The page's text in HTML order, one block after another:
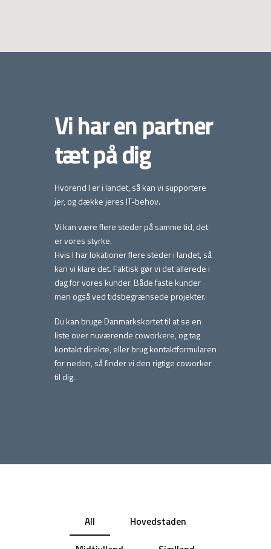
Vi har en partner
tæt på dig
Hvorend I er i landet, så kan vi supportere
jer, og dække jeres IT-behov.
Vi kan være flere steder på samme tid, det
er vores styrke.
Hvis I har lokationer flere steder i landet, så
kan vi klare det. Faktisk gør vi det allerede i
dag for vores kunder. Både faste kunder
men også ved tidsbegrænsede projekter.
Du kan bruge Danmarkskortet til at se en
liste over nuværende coworkere, og tag
kontakt direkte, eller brug kontaktformularen
for neden, så finder vi den rigtige coworker
til dig.
All
Hovedstaden